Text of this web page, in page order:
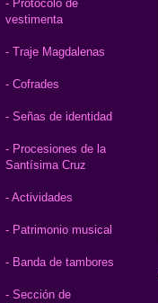
- Protocolo de
vestimenta
- Traje Magdalenas
- Cofrades
- Señas de identidad
- Procesiones de la
Santísima Cruz
- Actividades
- Patrimonio musical
- Banda de tambores
- Sección de